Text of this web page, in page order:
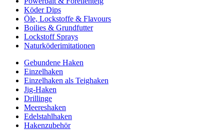
Köder Dips
Öle, Lockstoffe & Flavours
Boilies & Grundfutter
Lockstoff Sprays
Naturköderimitationen
Gebundene Haken
Einzelhaken
Einzelhaken als Teighaken
Jig-Haken
Drillinge
Meereshaken
Edelstahlhaken
Hakenzubehör